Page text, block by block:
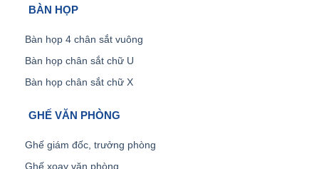
BÀN HỌP
Bàn họp 4 chân sắt vuông
Bàn họp chân sắt chữ U
Bàn họp chân sắt chữ X
GHẾ VĂN PHÒNG
Ghế giám đốc, trưởng phòng
Ghế xoay văn phòng